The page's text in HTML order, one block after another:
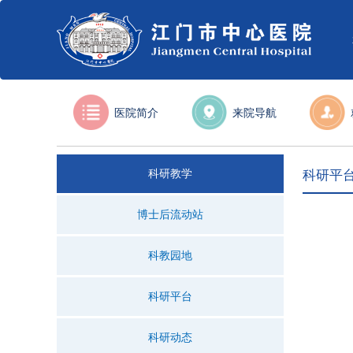
医院简介 来院导航
科研教学
博士后流动站
科教园地
科研平台
科研动态
科研平